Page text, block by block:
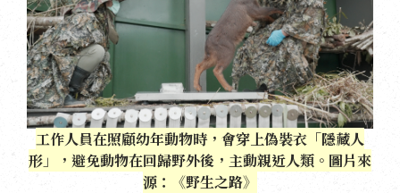
工作人員在照顧幼年動物時，會穿上偽裝衣「隱藏人
形」，避免動物在回歸野外後，主動親近人類。圖片來
源：《野生之路》